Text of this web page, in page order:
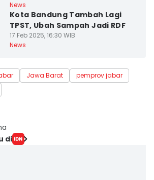
News
Kota Bandung Tambah Lagi
TPST, Ubah Sampah Jadi RDF
17 Feb 2025, 16:30 WIB
News
Jawa Barat
pemprov jabar
di